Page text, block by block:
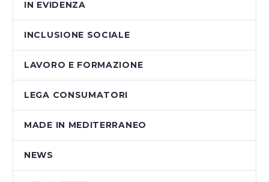
IN EVIDENZA
INCLUSIONE SOCIALE
LAVORO E FORMAZIONE
LEGA CONSUMATORI
MADE IN MEDITERRANEO
NEWS